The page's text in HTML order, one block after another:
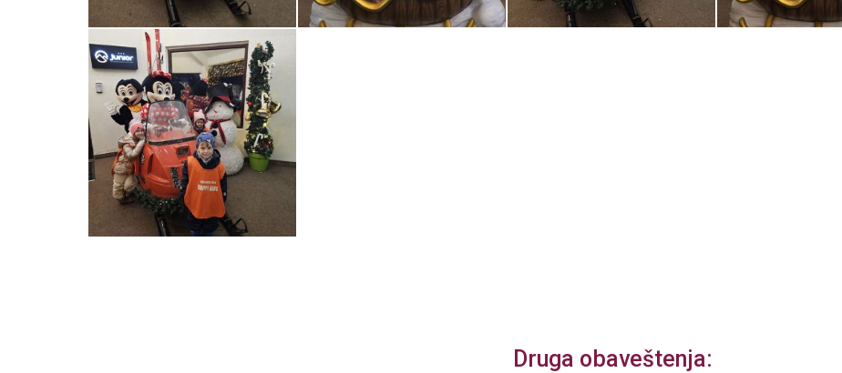
Druga obaveštenja: